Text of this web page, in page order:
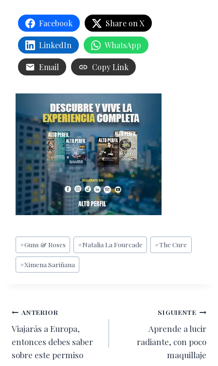
Facebook Share on X
LinkedIn WhatsApp
Email Copy Link
Etiquetas
de
la
#Guns & Roses #Natalia La Fourcade #The Cure
#Ximena Sariñana
Navegación
de
entradas
ANTERIOR
Viajarás a Europa,
entonces debes saber
sobre este permiso
SIGUIENTE
Aprende a lucir
radiante, con poco
maquillaje